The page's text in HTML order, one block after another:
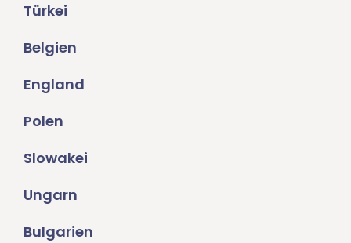
Türkei
Belgien
England
Polen
Slowakei
Ungarn
Bulgarien